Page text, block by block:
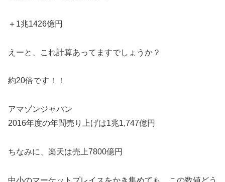
＋1兆1426億円
えーと、これ計算あってますでしょうか？
約20倍です！！
アマゾンジャパン
2016年度の年間売り上げは1兆1,747億円
ちなみに、楽天は売上7800億円
中小のマーケットプレイスをかき集めても、この数値どう